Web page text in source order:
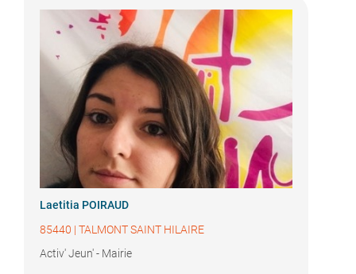
Laetitia POIRAUD
85440 | TALMONT SAINT HILAIRE
Activ' Jeun' - Mairie